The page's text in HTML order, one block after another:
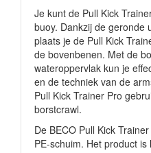
Je kunt de Pull Kick
buoy. Dankzij de geronde
plaats je de Pull Kick
de bovenbenen. Met de
wateroppervlak kun je
en de techniek van de
Pull Kick Trainer Pro
borstcrawl.
De BECO Pull Kick
PE-schuim. Het product